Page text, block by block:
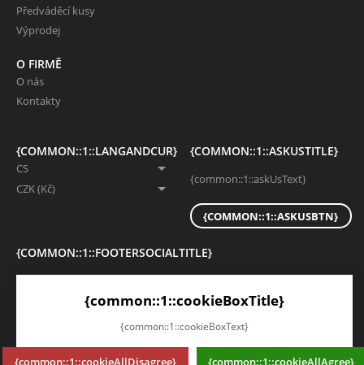
Předváděcí kusy
Výprodej
O FIRMĚ
O nás
Kontakty
{COMMON::1::LANGANDCUR}
CS
CZK (Kč)
{COMMON::1::ASKUSTITLE}
{common::1::askUsText}
{COMMON::1::ASKUSBTN}
{COMMON::1::FOOTERSOCIALTITLE}
{common::1::cookieBoxTitle}
{common::1::cookieBoxText}
{common::1::cookieAllDisagree} {common::1::cookieAllAgree}